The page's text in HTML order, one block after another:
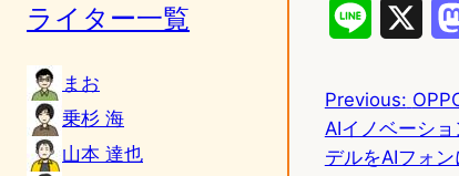
ライター一覧
まお
乗杉 海
山本 達也
n
e
Previous:
AIイノベーシ
デルをAIフォ